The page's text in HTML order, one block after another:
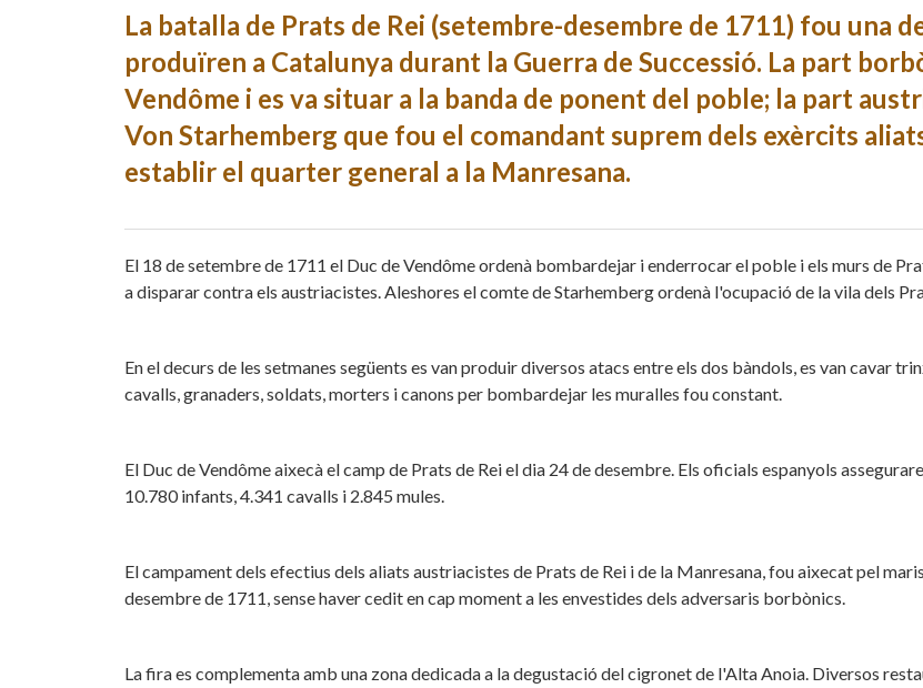
La batalla de Prats de Rei (setembre-desembre de 1711) fou una
produïren a Catalunya durant la Guerra de Successió. La part
Vendôme i es va situar a la banda de ponent del poble; la part
Von Starhemberg que fou el comandant suprem dels exèrcits
establir el quarter general a la Manresana.
El 18 de setembre de 1711 el Duc de Vendôme ordenà bombardejar i enderrocar el poble i els murs de
a disparar contra els austriacistes. Aleshores el comte de Starhemberg ordenà l'ocupació de la vila dels
En el decurs de les setmanes següents es van produir diversos atacs entre els dos bàndols, es van cavar
cavalls, granaders, soldats, morters i canons per bombardejar les muralles fou constant.
El Duc de Vendôme aixecà el camp de Prats de Rei el dia 24 de desembre. Els oficials espanyols
10.780 infants, 4.341 cavalls i 2.845 mules.
El campament dels efectius dels aliats austriacistes de Prats de Rei i de la Manresana, fou aixecat pel
desembre de 1711, sense haver cedit en cap moment a les envestides dels adversaris borbònics.
La fira es complementa amb una zona dedicada a la degustació del cigronet de l'Alta Anoia. Diversos